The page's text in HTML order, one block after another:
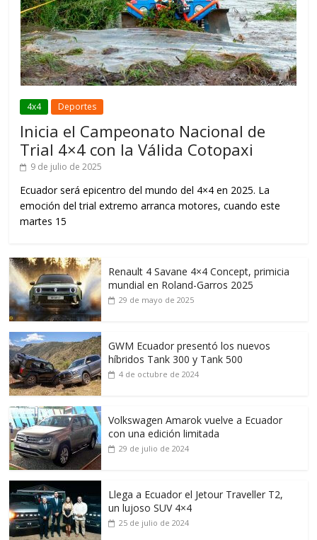
4x4 Deportes
Inicia el Campeonato Nacional de
Trial 4×4 con la Válida Cotopaxi
9 de julio de 2025
Ecuador será epicentro del mundo del 4×4 en 2025. La
emoción del trial extremo arranca motores, cuando este
martes 15
Renault 4 Savane 4×4 Concept, primicia
mundial en Roland-Garros 2025
29 de mayo de 2025
GWM Ecuador presentó los nuevos
híbridos Tank 300 y Tank 500
4 de octubre de 2024
Volkswagen Amarok vuelve a Ecuador
con una edición limitada
29 de julio de 2024
Llega a Ecuador el Jetour Traveller T2,
un lujoso SUV 4×4
25 de julio de 2024